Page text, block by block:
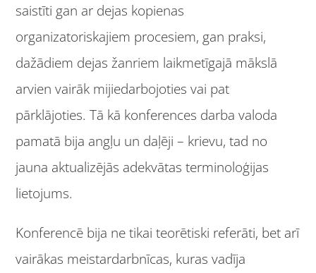
saistīti gan ar dejas kopienas
organizatoriskajiem procesiem, gan praksi,
dažādiem dejas žanriem laikmetīgajā mākslā
arvien vairāk mijiedarbojoties vai pat
pārklājoties. Tā kā konferences darba valoda
pamatā bija angļu un daļēji – krievu, tad no
jauna aktualizējās adekvātas terminoloģijas
lietojums.
Konferencē bija ne tikai teorētiski referāti, bet arī
vairākas meistardarbnīcas, kuras vadīja